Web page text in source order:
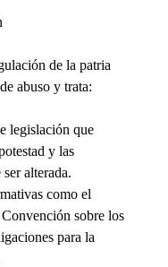
de la patria
abuso y trata:
legislación que
y las
alterada.
como el
sobre los
para la